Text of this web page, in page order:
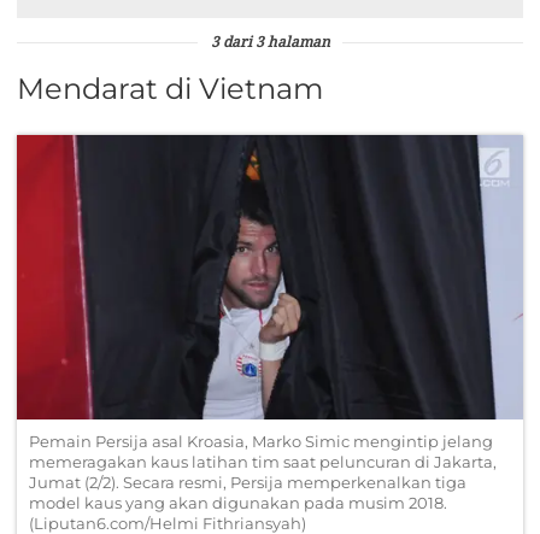
3 dari 3 halaman
Mendarat di Vietnam
Pemain Persija asal Kroasia, Marko Simic mengintip jelang
memeragakan kaus latihan tim saat peluncuran di Jakarta,
Jumat (2/2). Secara resmi, Persija memperkenalkan tiga
model kaus yang akan digunakan pada musim 2018.
(Liputan6.com/Helmi Fithriansyah)